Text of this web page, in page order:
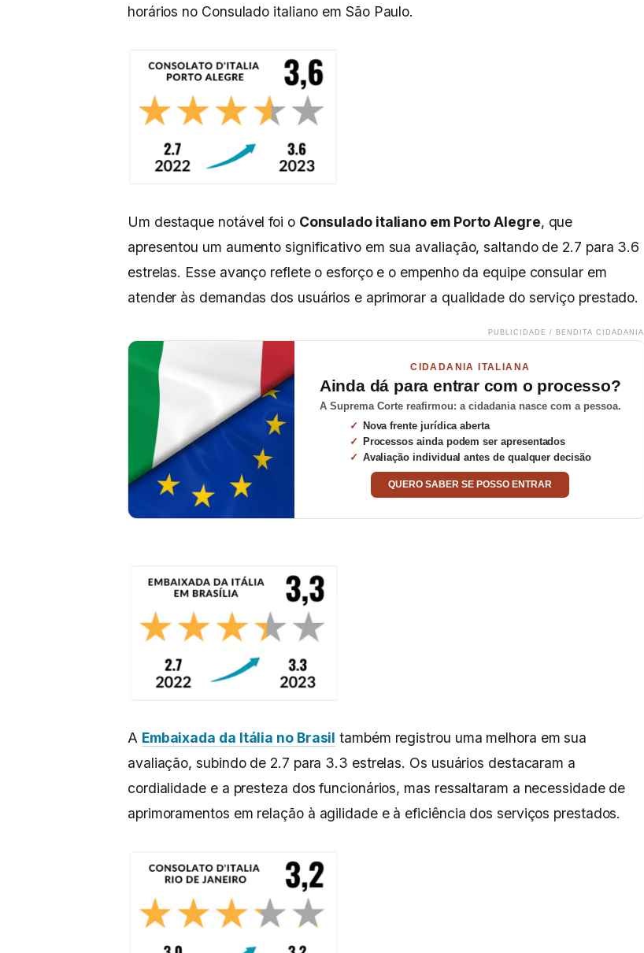
horários no Consulado italiano em São Paulo.
Um destaque notável foi o Consulado italiano em Porto Alegre, que
apresentou um aumento significativo em sua avaliação, saltando de 2.7 para 3.6
estrelas. Esse avanço reflete o esforço e o empenho da equipe consular em
atender às demandas dos usuários e aprimorar a qualidade do serviço prestado.
PUBLICIDADE / BENDITA CIDADANIA
CIDADANIA ITALIANA
Ainda dá para entrar com o processo?
A Suprema Corte reafirmou: a cidadania nasce com a pessoa.
Nova frente jurídica aberta
Processos ainda podem ser apresentados
Avaliação individual antes de qualquer decisão
QUERO SABER SE POSSO ENTRAR
A Embaixada da Itália no Brasil também registrou uma melhora em sua
avaliação, subindo de 2.7 para 3.3 estrelas. Os usuários destacaram a
cordialidade e a presteza dos funcionários, mas ressaltaram a necessidade de
aprimoramentos em relação à agilidade e à eficiência dos serviços prestados.